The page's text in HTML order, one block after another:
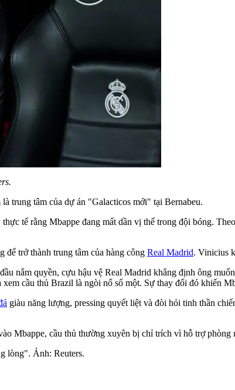
trung tâm của dự án "Galacticos mới" tại Bernabeu.
tế rằng Mbappe đang mất dần vị thế trong đội bóng. Theo
trở thành trung tâm của hàng công Real Madrid. Vinicius
nắm quyền, cựu hậu vệ Real Madrid khẳng định ông
cầu thủ Brazil là ngòi nổ số một. Sự thay đổi đó khiến
giàu năng lượng, pressing quyết liệt và đòi hỏi tinh thần
Mbappe, cầu thủ thường xuyên bị chỉ trích vì hỗ trợ phòng